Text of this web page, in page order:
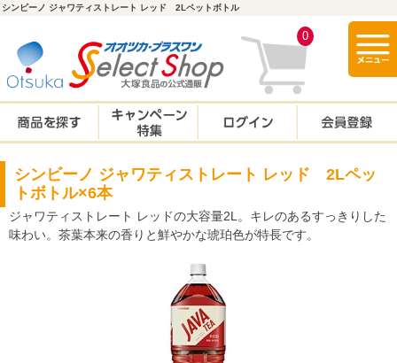
シンビーノ ジャワティストレート レッド 2Lペットボトル
0
シンビーノ ジャワティストレート レッド 2Lペッ
トボトル×6本
ジャワティストレート レッドの大容量2L。キレのあるすっきりした
味わい。茶葉本来の香りと鮮やかな琥珀色が特長です。